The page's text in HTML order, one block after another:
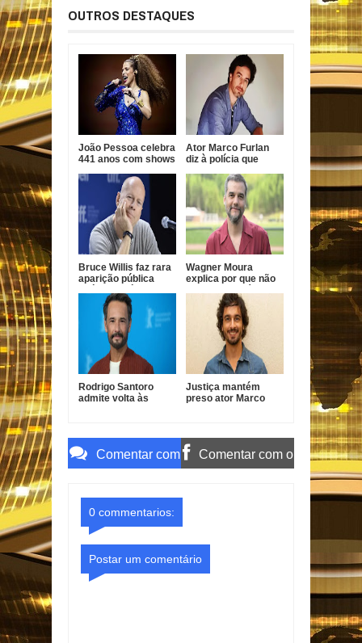
OUTROS DESTAQUES
João Pessoa celebra
441 anos com shows
da Mata, Roupa Nova
e Fábio Jr.
Ator Marco Furlan
diz à polícia que
com namorada após
prisão por estupro
de vulnerável
Bruce Willis faz rara
aparição pública
demência
Wagner Moura
explica por que não
20 anos
Rodrigo Santoro
admite volta às
Justiça mantém
preso ator Marco
Comentar com Comentar com o
0 commentarios:
Postar um comentário